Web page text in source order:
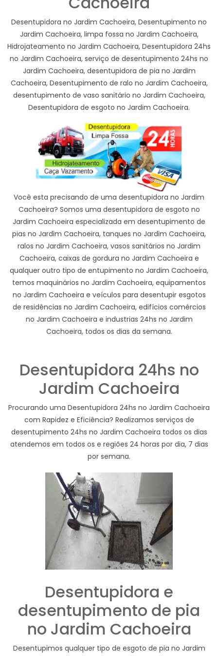
Desentupidora no Jardim Cachoeira, Desentupimento no
Jardim Cachoeira, limpa fossa no Jardim Cachoeira,
Hidrojateamento no Jardim Cachoeira, Desentupidora 24hs
no Jardim Cachoeira, serviço de desentupimento 24hs no
Jardim Cachoeira, desentupidora de pia no Jardim
Cachoeira, Desentupimento de ralo no Jardim Cachoeira,
desentupimento de vaso sanitário no Jardim Cachoeira,
Desentupidora de esgoto no Jardim Cachoeira.
Você esta precisando de uma desentupidora no Jardim
Cachoeira? Somos uma desentupidora de esgoto no
Jardim Cachoeira especializada em desentupimento de
pias no Jardim Cachoeira, tanques no Jardim Cachoeira,
ralos no Jardim Cachoeira, vasos sanitários no Jardim
Cachoeira, caixas de gordura no Jardim Cachoeira e
qualquer outro tipo de entupimento no Jardim Cachoeira,
temos maquinários no Jardim Cachoeira, equipamentos
no Jardim Cachoeira e veículos para desentupir esgotos
de residências no Jardim Cachoeira, edifícios comércios
no Jardim Cachoeira e industrias 24hs no Jardim
Cachoeira, todos os dias da semana.
Desentupidora 24hs no
Jardim Cachoeira
Procurando uma Desentupidora 24hs no Jardim Cachoeira
com Rapidez e Eficiência? Realizamos serviços de
desentupimento 24hs no Jardim Cachoeira todos os dias
atendemos em todos os e regiões 24 horas por dia, 7 dias
por semana.
Desentupidora e
desentupimento de pia
no Jardim Cachoeira
Desentupimos qualquer tipo de esgoto de pia no Jardim